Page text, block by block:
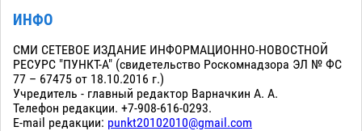
ИНФО
СМИ СЕТЕВОЕ ИЗДАНИЕ ИНФОРМАЦИОННО-НОВОСТНОЙ
РЕСУРС "ПУНКТ-А" (свидетельство Роскомнадзора ЭЛ № ФС
77 – 67475 от 18.10.2016 г.)
Учредитель - главный редактор Варначкин А. А.
Телефон редакции. +7-908-616-0293.
E-mail редакции: punkt20102010@gmail.com